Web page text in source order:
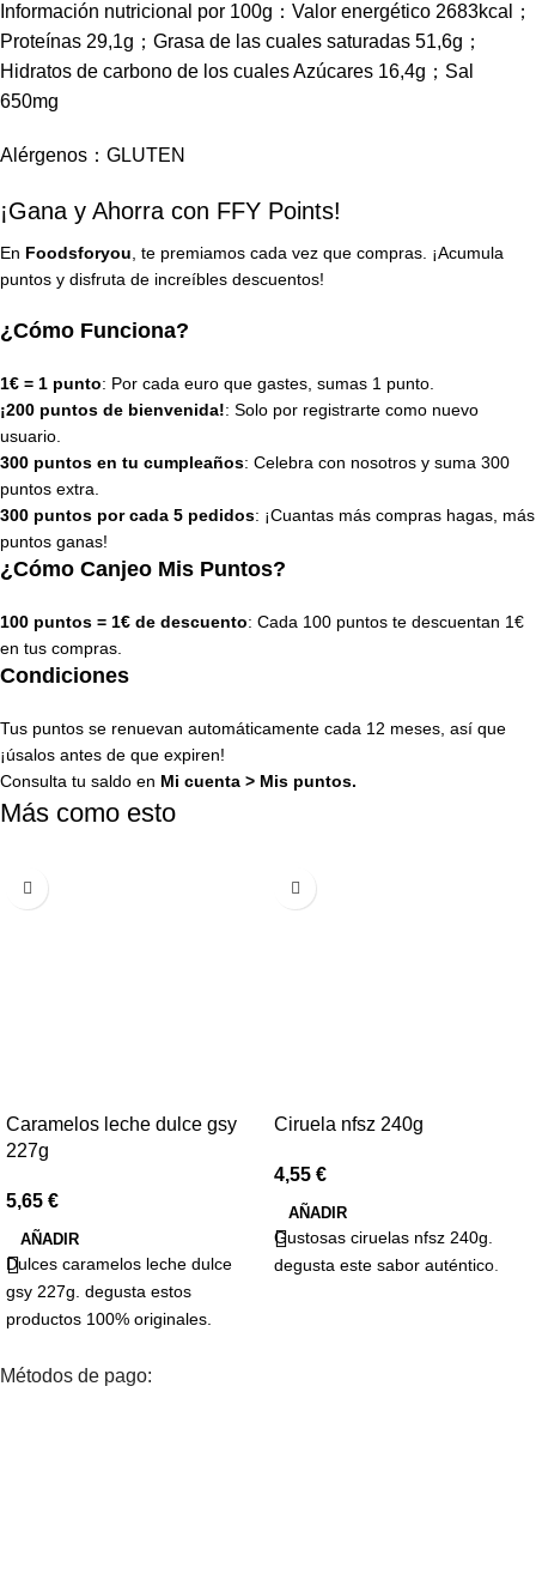
Información nutricional por 100g：Valor energético 2683kcal；
Proteínas 29,1g；Grasa de las cuales saturadas 51,6g；
Hidratos de carbono de los cuales Azúcares 16,4g；Sal
650mg
Alérgenos：GLUTEN
¡Gana y Ahorra con FFY Points!
En Foodsforyou, te premiamos cada vez que compras. ¡Acumula
puntos y disfruta de increíbles descuentos!
¿Cómo Funciona?
1€ = 1 punto: Por cada euro que gastes, sumas 1 punto.
¡200 puntos de bienvenida!: Solo por registrarte como nuevo
usuario.
300 puntos en tu cumpleaños: Celebra con nosotros y suma 300
puntos extra.
300 puntos por cada 5 pedidos: ¡Cuantas más compras hagas, más
puntos ganas!
¿Cómo Canjeo Mis Puntos?
100 puntos = 1€ de descuento: Cada 100 puntos te descuentan 1€
en tus compras.
Condiciones
Tus puntos se renuevan automáticamente cada 12 meses, así que
¡úsalos antes de que expiren!
Consulta tu saldo en Mi cuenta > Mis puntos.
Más como esto
Caramelos leche dulce gsy
227g
5,65 €
AÑADIR
Dulces caramelos leche dulce
gsy 227g. degusta estos
productos 100% originales.
Ciruela nfsz 240g
4,55 €
AÑADIR
Gustosas ciruelas nfsz 240g.
degusta este sabor auténtico.
Métodos de pago: